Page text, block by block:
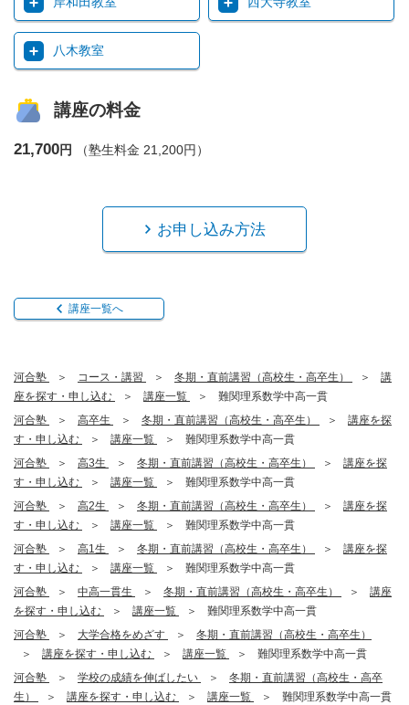
八木教室
講座の料金
21,700円 （塾生料金 21,200円）
お申し込み方法
講座一覧へ
河合塾 コース・講習 冬期・直前講習（高校生・高卒生）
講
座を探す・申し込む
講座一覧
難関理系数学中高一貫
河合塾
高卒生 冬期・直前講習（高校生・高卒生）
講座を探
す・申し込む
講座一覧
難関理系数学中高一貫
河合塾
高3生 冬期・直前講習（高校生・高卒生）
講座を探
す・申し込む
講座一覧
難関理系数学中高一貫
河合塾
高2生 冬期・直前講習（高校生・高卒生）
講座を探
す・申し込む
講座一覧
難関理系数学中高一貫
河合塾
高1生 冬期・直前講習（高校生・高卒生）
講座を探
す・申し込む
講座一覧
難関理系数学中高一貫
河合塾
中高一貫生 冬期・直前講習（高校生・高卒生）
講座
を探す・申し込む
講座一覧
難関理系数学中高一貫
河合塾
大学合格をめざす
冬期・直前講習（高校生・高卒生）
講座を探す・申し込む
講座一覧
難関理系数学中高一貫
河合塾
学校の成績を伸ばしたい
冬期・直前講習（高校生・高卒
生）
講座を探す・申し込む 講座一覧 難関理系数学中高一貫